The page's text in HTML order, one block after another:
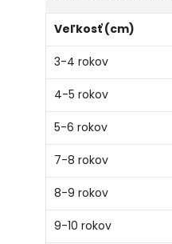
Veľkosť (cm)
3-4 rokov
4-5 rokov
5-6 rokov
7-8 rokov
8-9 rokov
9-10 rokov